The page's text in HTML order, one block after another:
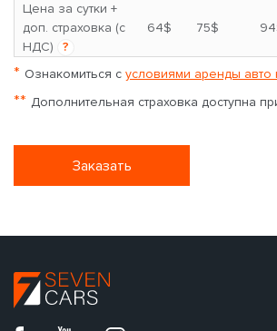
Цена за сутки +
доп. страховка (с
НДС)
?
64$ 75$
* Ознакомиться с условиями аренды авто
** Дополнительная страховка доступна
Заказать